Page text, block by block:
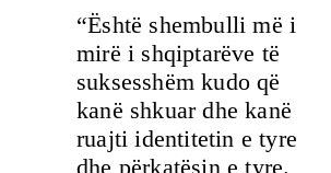
“Është shembulli më i
mirë i shqiptarëve të
suksesshëm kudo që
kanë shkuar dhe kanë
ruajti identitetin e tyre
dhe përkatësin e tyre.